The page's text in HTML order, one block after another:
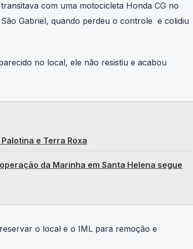
com uma motocicleta Honda CG no
Gabriel, quando perdeu o controle e colidiu
no local, ele não resistiu e acabou
e Terra Roxa
da Marinha em Santa Helena segue
o local e o IML para remoção e